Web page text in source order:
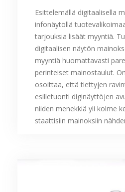
Esittelemällä digitaalisella
infonäytöllä
tarjouksia lisäät myyntiä.
digitaalisen näytön
myyntiä huomattavasti
perinteiset mainostaulut.
osoittaa, että tiettyjen
esilletuonti diginäyttöjen
niiden menekkiä yli kolme
staattisiin mainoksiin